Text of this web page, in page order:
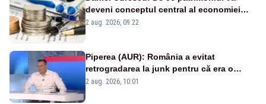
deveni conceptul central al economiei
viitoare?
2 aug. 2026, 09:22
Piperea (AUR): România a evitat
retrogradarea la junk pentru că era o
catastrofă pentru bănci și fondurile de
2 aug. 2026, 10:01